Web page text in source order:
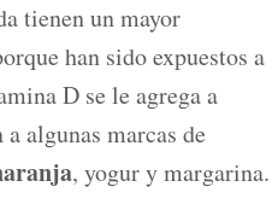
tienen un mayor
han sido expuestos a
D se le agrega a
algunas marcas de
, yogur y margarina.